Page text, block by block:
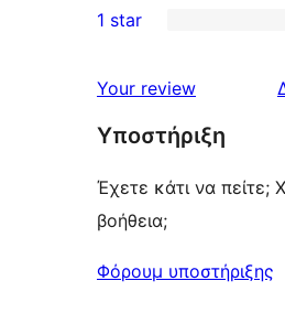
reviews
star
2-
reviews
star
reviews
1 star
Your review
Υποστήριξη
Έχετε κάτι να πείτε;
βοήθεια;
Φόρουμ υποστήριξης